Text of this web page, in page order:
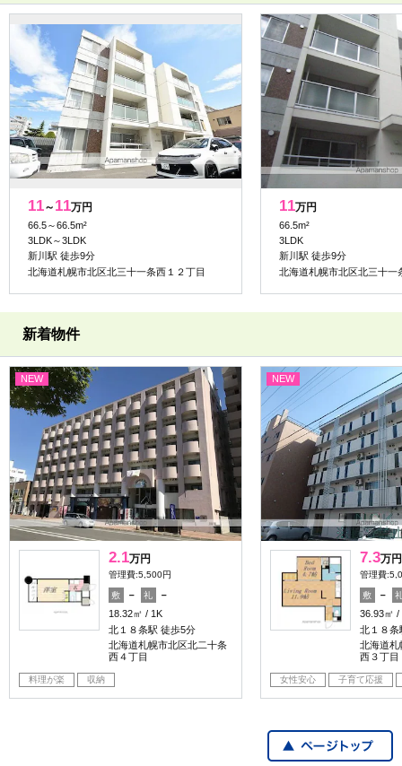
11～ 11万円
66.5～66.5m²
3LDK～3LDK
新川駅 徒歩9分
北海道札幌市北区北三十一条西１２丁目
11万円
66.5m²
3LDK
新川駅 徒歩9分
北海道札幌市北区北三十一
新着物件
NEW
2.1万円
管理費:5,500円
敷 － 礼
－
18.32㎡
1K
北１８条駅 徒歩5分
北海道札幌市北区北二十条
西４丁目
料理が楽 収納
NEW
7.3万円
管理費
敷 －
36.93㎡
北１８条
北海道札
西３丁目
女性安心 子育て応援